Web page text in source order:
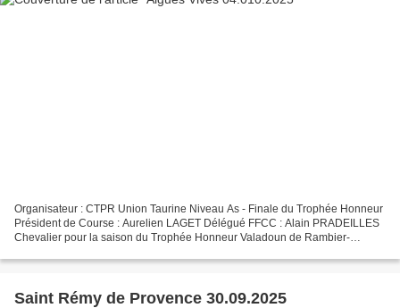
Organisateur : CTPR Union Taurine Niveau As - Finale du Trophée Honneur
Président de Course : Aurelien LAGET Délégué FFCC : Alain PRADEILLES
Chevalier pour la saison du Trophée Honneur Valadoun de Rambier-
Saint Rémy de Provence 30.09.2025